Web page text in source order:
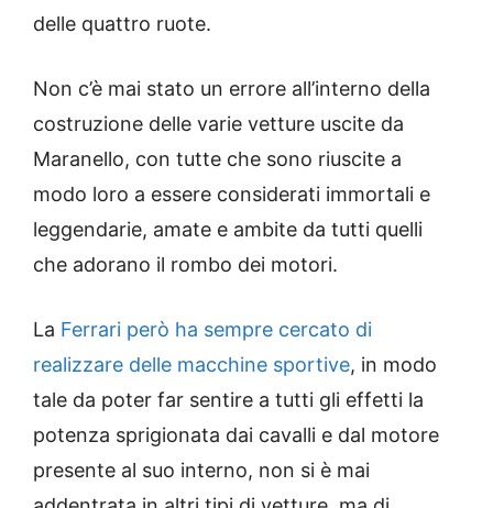
delle quattro ruote.
Non c’è mai stato un errore all’interno della
costruzione delle varie vetture uscite da
Maranello, con tutte che sono riuscite a
modo loro a essere considerati immortali e
leggendarie, amate e ambite da tutti quelli
che adorano il rombo dei motori.
La Ferrari però ha sempre cercato di
realizzare delle macchine sportive, in modo
tale da poter far sentire a tutti gli effetti la
potenza sprigionata dai cavalli e dal motore
presente al suo interno, non si è mai